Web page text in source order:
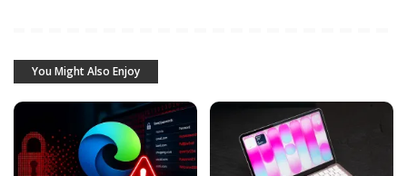
You Might Also Enjoy